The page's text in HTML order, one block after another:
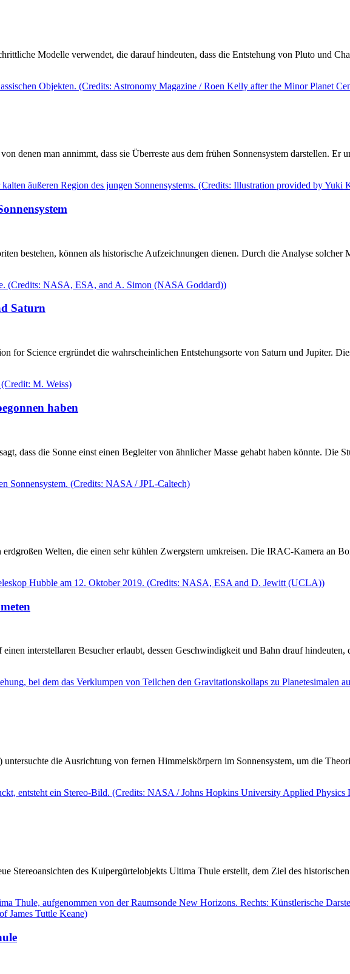
Modelle verwendet, die darauf hindeuten, dass die Entstehung von Pluto und
denen man annimmt, dass sie Überreste aus dem frühen Sonnensystem darstellen. Er
bestehen, können als historische Aufzeichnungen dienen. Durch die Analyse solcher
Saturn
for Science ergründet die wahrscheinlichen Entstehungsorte von Saturn und Jupiter.
haben
dass die Sonne einst einen Begleiter von ähnlicher Masse gehabt haben könnte. Die
Welten, die einen sehr kühlen Zwergstern umkreisen. Die IRAC-Kamera an
interstellaren Besucher erlaubt, dessen Geschwindigkeit und Bahn drauf hindeuten,
die Ausrichtung von fernen Himmelskörpern im Sonnensystem, um die
Stereoansichten des Kuipergürtelobjekts Ultima Thule erstellt, dem Ziel des